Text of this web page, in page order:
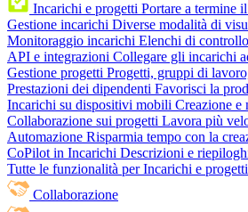
Incarichi e progetti Portare a termine
Gestione incarichi Diverse modalità di
Monitoraggio incarichi Elenchi di
API e integrazioni Collegare gli incarichi
Gestione progetti Progetti, gruppi di
Prestazioni dei dipendenti Favorisci la
Incarichi su dispositivi mobili Creazione e
Collaborazione sui progetti Lavora più
Automazione Risparmia tempo con la
CoPilot in Incarichi Descrizioni e
Tutte le funzionalità per Incarichi e progetti
Collaborazione